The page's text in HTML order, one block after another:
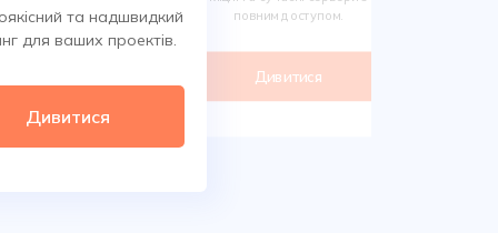
та надшвидкий
для ваших проектів.
Дивитися
повним доступом.
Дивитися